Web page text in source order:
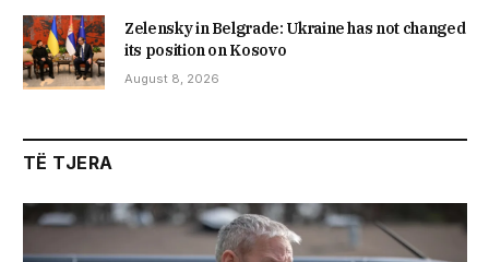
Zelensky in Belgrade: Ukraine has not changed
its position on Kosovo
August 8, 2026
TË TJERA